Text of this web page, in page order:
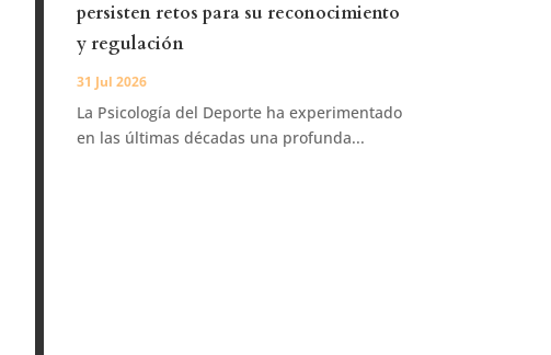
persisten retos para su reconocimiento
y regulación
31 Jul 2026
La Psicología del Deporte ha experimentado
en las últimas décadas una profunda...